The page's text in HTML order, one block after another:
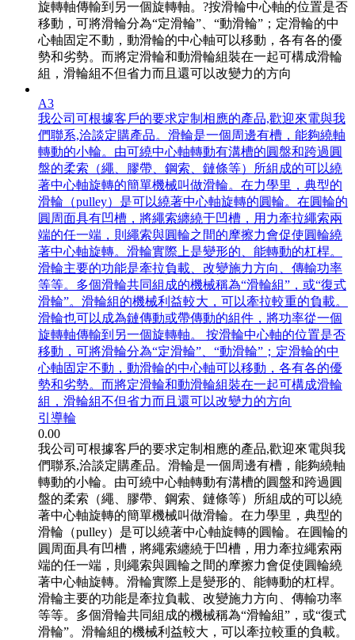
旋轉軸傳輸到另一個旋轉軸。?按滑輪中心軸的位置是否
移動，可將滑輪分為“定滑輪”、“動滑輪”；定滑輪的中
心軸固定不動，動滑輪的中心軸可以移動，各有各的優
勢和劣勢。而將定滑輪和動滑輪組裝在一起可構成滑輪
組，滑輪組不但省力而且還可以改變力的方向
A3
我公司可根據客戶的要求定制相應的產品,歡迎來電與我
們聯系,洽談定購產品。滑輪是一個周邊有槽，能夠繞軸
轉動的小輪。由可繞中心軸轉動有溝槽的圓盤和跨過圓
盤的柔索（繩、膠帶、鋼索、鏈條等）所組成的可以繞
著中心軸旋轉的簡單機械叫做滑輪。在力學里，典型的
滑輪（pulley）是可以繞著中心軸旋轉的圓輪。在圓輪的
圓周面具有凹槽，將繩索纏繞于凹槽，用力牽拉繩索兩
端的任一端，則繩索與圓輪之間的摩擦力會促使圓輪繞
著中心軸旋轉。滑輪實際上是變形的、能轉動的杠桿。
滑輪主要的功能是牽拉負載、改變施力方向、傳輸功率
等等。多個滑輪共同組成的機械稱為“滑輪組”，或“復式
滑輪”。滑輪組的機械利益較大，可以牽拉較重的負載。
滑輪也可以成為鏈傳動或帶傳動的組件，將功率從一個
旋轉軸傳輸到另一個旋轉軸。 按滑輪中心軸的位置是否
移動，可將滑輪分為“定滑輪”、“動滑輪”；定滑輪的中
心軸固定不動，動滑輪的中心軸可以移動，各有各的優
勢和劣勢。而將定滑輪和動滑輪組裝在一起可構成滑輪
組，滑輪組不但省力而且還可以改變力的方向
引導輪
0.00
我公司可根據客戶的要求定制相應的產品,歡迎來電與我
們聯系,洽談定購產品。滑輪是一個周邊有槽，能夠繞軸
轉動的小輪。由可繞中心軸轉動有溝槽的圓盤和跨過圓
盤的柔索（繩、膠帶、鋼索、鏈條等）所組成的可以繞
著中心軸旋轉的簡單機械叫做滑輪。在力學里，典型的
滑輪（pulley）是可以繞著中心軸旋轉的圓輪。在圓輪的
圓周面具有凹槽，將繩索纏繞于凹槽，用力牽拉繩索兩
端的任一端，則繩索與圓輪之間的摩擦力會促使圓輪繞
著中心軸旋轉。滑輪實際上是變形的、能轉動的杠桿。
滑輪主要的功能是牽拉負載、改變施力方向、傳輸功率
等等。多個滑輪共同組成的機械稱為“滑輪組”，或“復式
滑輪”。滑輪組的機械利益較大，可以牽拉較重的負載。